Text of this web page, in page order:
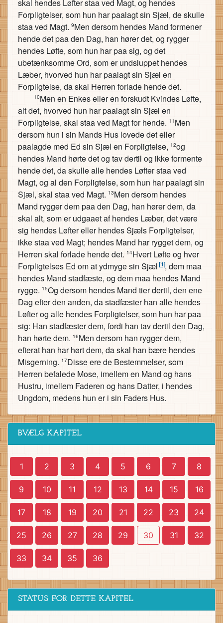
skal hendes Løfter staa ved Magt, og hendes
Forpligtelser, som hun har paalagt sin Sjæl, de skulle
staa ved Magt. 9Men dersom hendes Mand formener
hende det paa den Dag, han hører det, og rygger
hendes Løfte, som hun har paa sig, og det
ubetænksomme Ord, som er undsluppet hendes
Læber, hvorved hun har paalagt sin Sjæl en
Forpligtelse, da skal Herren forlade hende det.
10Men en Enkes eller en forskudt Kvindes Løfte,
alt det, hvorved hun har paalagt sin Sjæl en
Forpligtelse, skal staa ved Magt for hende. 11 Men
dersom hun i sin Mands Hus lovede det eller
paalagde med Ed sin Sjæl en Forpligtelse, 12og
hendes Mand hørte det og tav dertil og ikke formente
hende det, da skulle alle hendes Løfter staa ved
Magt, og al den Forpligtelse, som hun har paalagt sin
Sjæl, skal staa ved Magt. 13Men dersom hendes
Mand rygger dem paa den Dag, han hører dem, da
skal alt, som er udgaaet af hendes Læber, det være
sig hendes Løfter eller hendes Sjæls Forpligtelser,
ikke staa ved Magt; hendes Mand har rygget dem, og
Herren skal forlade hende det. 14Hvert Løfte og hver
Forpligtelses Ed om at ydmyge sin Sjæl[1], dem maa
hendes Mand stadfæste, og dem maa hendes Mand
rygge. 15Og dersom hendes Mand tier dertil, den ene
Dag efter den anden, da stadfæster han alle hendes
Løfter og alle hendes Forpligtelser, som hun har paa
sig: Han stadfæster dem, fordi han tav dertil den Dag,
han hørte dem. 16Men dersom han rygger dem,
efterat han har hørt dem, da skal han bære hendes
Misgerning. 17Disse ere de Bestemmelser, som
Herren befalede Mose, imellem en Mand og hans
Hustru, imellem Faderen og hans Datter, i hendes
Ungdom, medens hun er i sin Faders Hus.
BVÆLG KAPITEL
1 2 3 4 5 6 7 8
9 10 11 12 13 14 15 16
17 18 19 20 21 22 23 24
25 26 27 28 29 30 31 32
33 34 35 36
STATUS FOR DETTE KAPITEL